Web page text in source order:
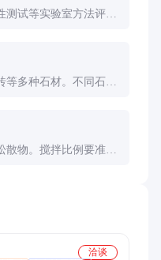
测试等实验室方法评
等多种石材。不同石材
散物。搅拌比例要准
洽谈